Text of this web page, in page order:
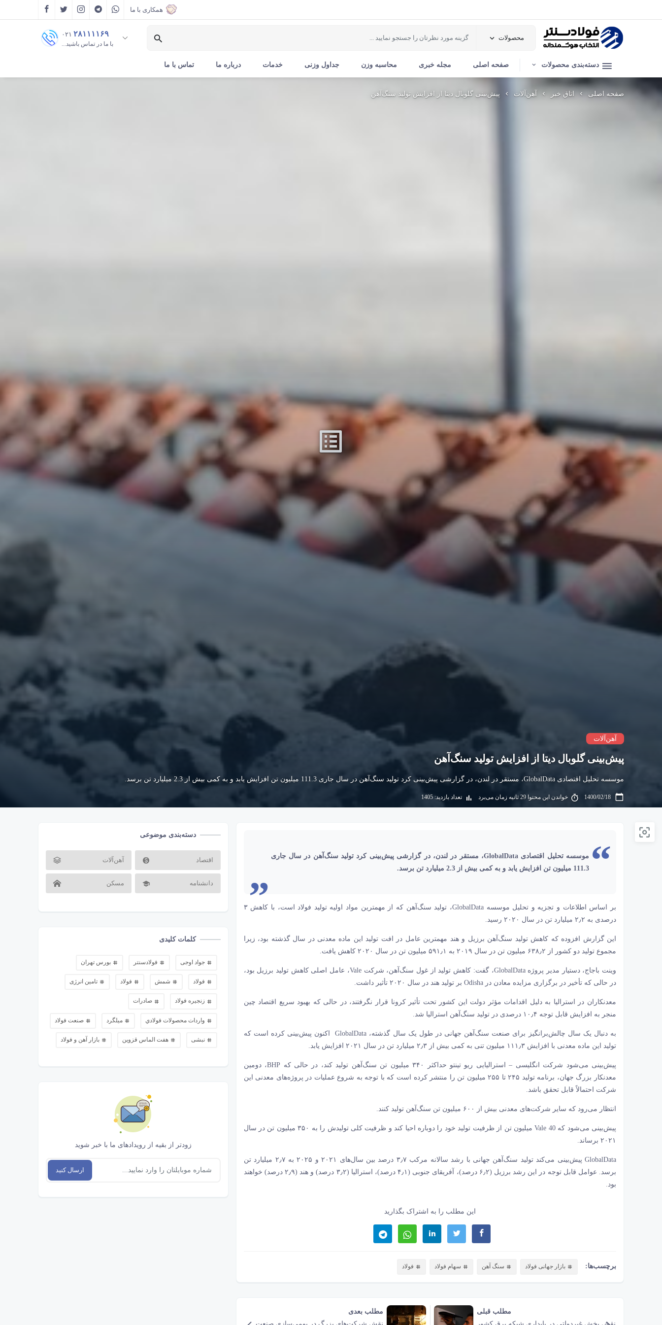
همکاری با ما
محصولات ۰۲۱ ۲۸۱۱۱۱۶۹
با ما در تماس باشید...
دسته‌بندی محصولات صفحه اصلی مجله خبری محاسبه وزن جداول وزنی خدمات درباره ما تماس با ما
صفحه اصلی اتاق خبر آهن‌آلات پیش‌بینی گلوبال دیتا از افزایش تولید سنگ‌آهن
آهن‌آلات
پیش‌بینی گلوبال دیتا از افزایش تولید سنگ‌آهن
موسسه تحلیل اقتصادی GlobalData، مستقر در لندن، در گزارشی پیش‌بینی کرد تولید سنگ‌آهن در سال جاری 111.3 میلیون تن افزایش یابد و به کمی بیش از 2.3 میلیارد تن برسد.
خواندن این محتوا 29 ثانیه زمان می‌برد تعداد بازدید: 1405
موسسه تحلیل اقتصادی GlobalData، مستقر در لندن، در گزارشی پیش‌بینی کرد تولید سنگ‌آهن در سال جاری
111.3 میلیون تن افزایش یابد و به کمی بیش از 2.3 میلیارد تن برسد.
بر اساس اطلاعات و تجزیه و تحلیل موسسه GlobalData، تولید سنگ‌آهن که از مهمترین مواد اولیه تولید فولاد است، با کاهش ۳
درصدی به ۲٫۲ میلیارد تن در سال ۲۰۲۰ رسید.
این گزارش افزوده که کاهش تولید سنگ‌آهن برزیل و هند مهمترین عامل در افت تولید این ماده معدنی در سال گذشته بود، زیرا
مجموع تولید دو کشور از ۶۳۸٫۲ میلیون تن در سال ۲۰۱۹ به ۵۹۱٫۱ میلیون تن در سال ۲۰۲۰ کاهش یافت.
وینت باجاج، دستیار مدیر پروژه GlobalData، گفت: کاهش تولید از غول سنگ‌آهن، شرکت Vale، عامل اصلی کاهش تولید برزیل بود،
در حالی که تأخیر در برگزاری مزایده معادن در Odisha بر تولید هند در سال ۲۰۲۰ تأثیر داشت.
معدنکاران در استرالیا به دلیل اقدامات مؤثر دولت این کشور تحت تأثیر کرونا قرار نگرفتند، در حالی که بهبود سریع اقتصاد چین
منجر به افزایش قابل توجه ۱۰٫۴ درصدی در تولید سنگ‌آهن استرالیا شد.
به دنبال یک سال چالش‌برانگیز برای صنعت سنگ‌آهن جهانی در طول یک سال گذشته، GlobalData اکنون پیش‌بینی کرده است که
تولید این ماده معدنی با افزایش ۱۱۱٫۳ میلیون تنی به کمی بیش از ۲٫۳ میلیارد تن در سال ۲۰۲۱ افزایش یابد.
پیش‌بینی می‌شود شرکت انگلیسی – استرالیایی ریو تینتو حداکثر ۳۴۰ میلیون تن سنگ‌آهن تولید کند، در حالی که BHP، دومین
معدنکار بزرگ جهان، برنامه تولید ۲۴۵ تا ۲۵۵ میلیون تن را منتشر کرده است که با توجه به شروع عملیات در پروژه‌های معدنی این
شرکت احتمالاً قابل تحقق باشد.
انتظار می‌رود که سایر شرکت‌های معدنی بیش از ۶۰۰ میلیون تن سنگ‌آهن تولید کنند.
پیش‌بینی می‌شود که Vale 40 میلیون تن از ظرفیت تولید خود را دوباره احیا کند و ظرفیت کلی تولیدش را به ۳۵۰ میلیون تن در سال
۲۰۲۱ برساند.
GlobalData پیش‌بینی می‌کند تولید سنگ‌آهن جهانی با رشد سالانه مرکب ۳٫۷ درصد بین سال‌های ۲۰۲۱ و ۲۰۲۵ به ۲٫۷ میلیارد تن
برسد. عوامل قابل توجه در این رشد برزیل (۶٫۲ درصد)، آفریقای جنوبی (۴٫۱ درصد)، استرالیا (۳٫۲ درصد) و هند (۲٫۹ درصد) خواهند
بود.
این مطلب را به اشتراک بگذارید
برچسب‌ها: بازار جهانی فولاد سنگ آهن سهام فولاد فولاد
مطلب قبلی
مطلب بعدی
دسته‌بندی موضوعی
آهن‌آلات اقتصاد
مسکن دانشنامه
کلمات کلیدی
جواد اوجی فولادسنتر بورس تهران
فولاد شمش فولاد تامین انرژی
زنجیره فولاد صادرات
واردات محصولات فولادي میلگرد صنعت فولاد
نبشی هفت الماس قزوین بازار آهن و فولاد
زودتر از بقیه از رویدادهای ما با خبر شوید
ارسال کنید